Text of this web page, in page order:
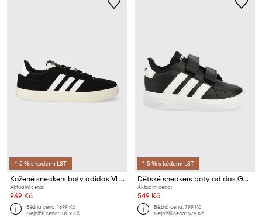
*-5 % s kódem: LST
Kožené sneakers boty adidas Vl Court
Aktuální cena:
969 Kč
Běžná cena:1699 Kč
Nejnižší cena:1009 Kč
*-5 % s kódem: LST
Dětské sneakers boty adidas GRAND COURT
Aktuální cena:
549 Kč
Běžná cena:799 Kč
Nejnižší cena:579 Kč